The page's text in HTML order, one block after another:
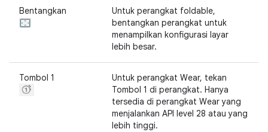
Bentangkan
Untuk perangkat foldable,
bentangkan perangkat untuk
menampilkan konfigurasi layar
lebih besar.
Tombol 1
Untuk perangkat Wear, tekan
Tombol 1 di perangkat. Hanya
tersedia di perangkat Wear yang
menjalankan API level 28 atau yang
lebih tinggi.